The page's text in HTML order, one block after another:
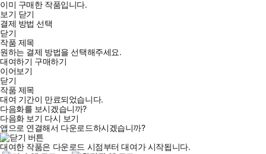
이미 구매한 작품입니다.
보기 닫기
결제 방법 선택
닫기
작품 제목
원하는 결제 방법을 선택해주세요.
대여하기 구매하기
이어보기
닫기
작품 제목
대여 기간이 만료되었습니다.
다음화를 보시겠습니까?
다음화 보기 다시 보기
앱으로 연결해서 다운로드하시겠습니까?
대여한 작품은 다운로드 시점부터 대여가 시작됩니다.